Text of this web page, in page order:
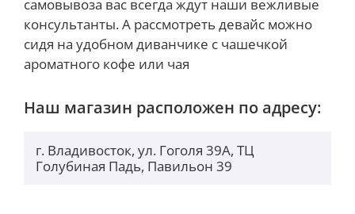
самовывоза вас всегда ждут наши вежливые
консультанты. А рассмотреть девайс можно
сидя на удобном диванчике с чашечкой
ароматного кофе или чая
Наш магазин расположен по адресу:
г. Владивосток, ул. Гоголя 39А, ТЦ
Голубиная Падь, Павильон 39